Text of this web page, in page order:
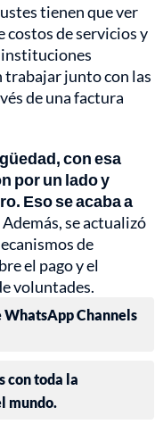
tienen que ver
costos de servicios y
trabajar junto con las
de una factura
con esa
por un lado y
Eso se acaba a
se actualizó
de
el pago y el
voluntades.
WhatsApp Channels
con toda la
mundo.